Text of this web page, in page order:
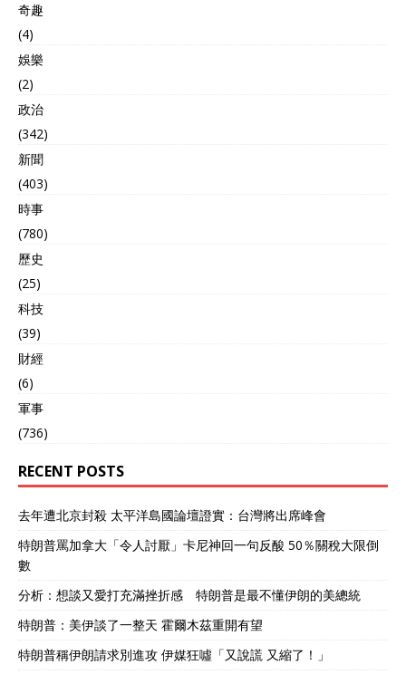
奇趣
(4)
娛樂
(2)
政治
(342)
新聞
(403)
時事
(780)
歷史
(25)
科技
(39)
財經
(6)
軍事
(736)
RECENT POSTS
去年遭北京封殺 太平洋島國論壇證實：台灣將出席峰會
特朗普罵加拿大「令人討厭」卡尼神回一句反酸 50％關稅大限倒
數
分析：想談又愛打充滿挫折感 特朗普是最不懂伊朗的美總統
特朗普：美伊談了一整天 霍爾木茲重開有望
特朗普稱伊朗請求別進攻 伊媒狂噓「又說謊 又縮了！」